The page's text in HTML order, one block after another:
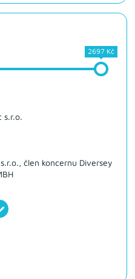
2697 Kč
s.r.o.
člen koncernu Diversey